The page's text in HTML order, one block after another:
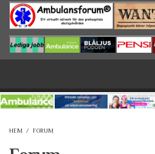
Hoppa till huvudinnehåll
HEM / FORUM